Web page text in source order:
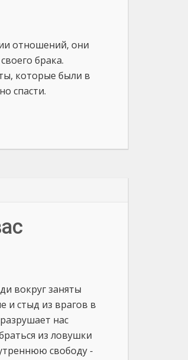
отношений, они
брака.
которые были в
спасти.
вокруг заняты
стыд из врагов в
нас
из ловушки
свободу -